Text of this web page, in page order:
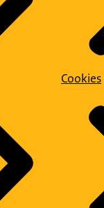
Cookies